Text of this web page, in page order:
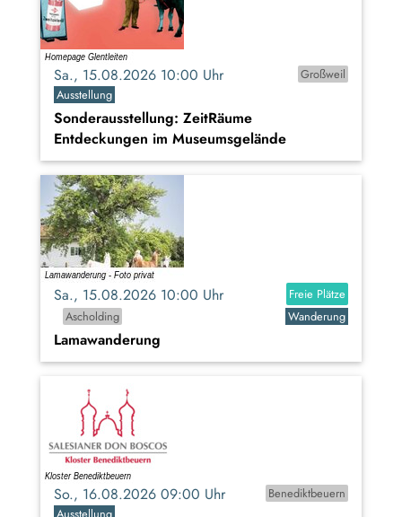
Sa., 15.08.2026 10:00 Uhr
Großweil
Ausstellung
Sonderausstellung: ZeitRäume
Entdeckungen im Museumsgelände
Sa., 15.08.2026 10:00 Uhr
Freie Plätze
Ascholding
Wanderung
Lamawanderung
So., 16.08.2026 09:00 Uhr
Benediktbeuern